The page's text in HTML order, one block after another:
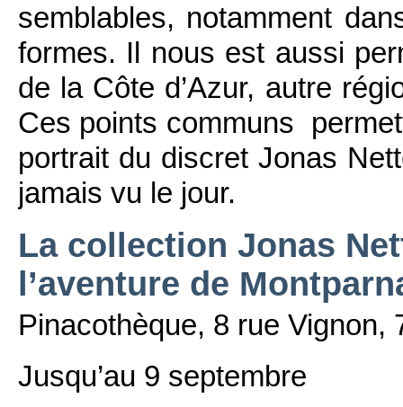
semblables, notamment
formes. Il nous est aussi
de la Côte d’Azur, autre
Ces points communs
portrait du discret Jonas
jamais vu le jour.
La collection Jonas
l’aventure de
Pinacothèque, 8 rue Vignon,
Jusqu’au 9 septembre